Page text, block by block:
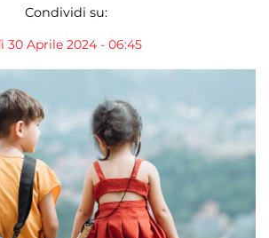
Condividi su:
30 Aprile 2024 - 06:45